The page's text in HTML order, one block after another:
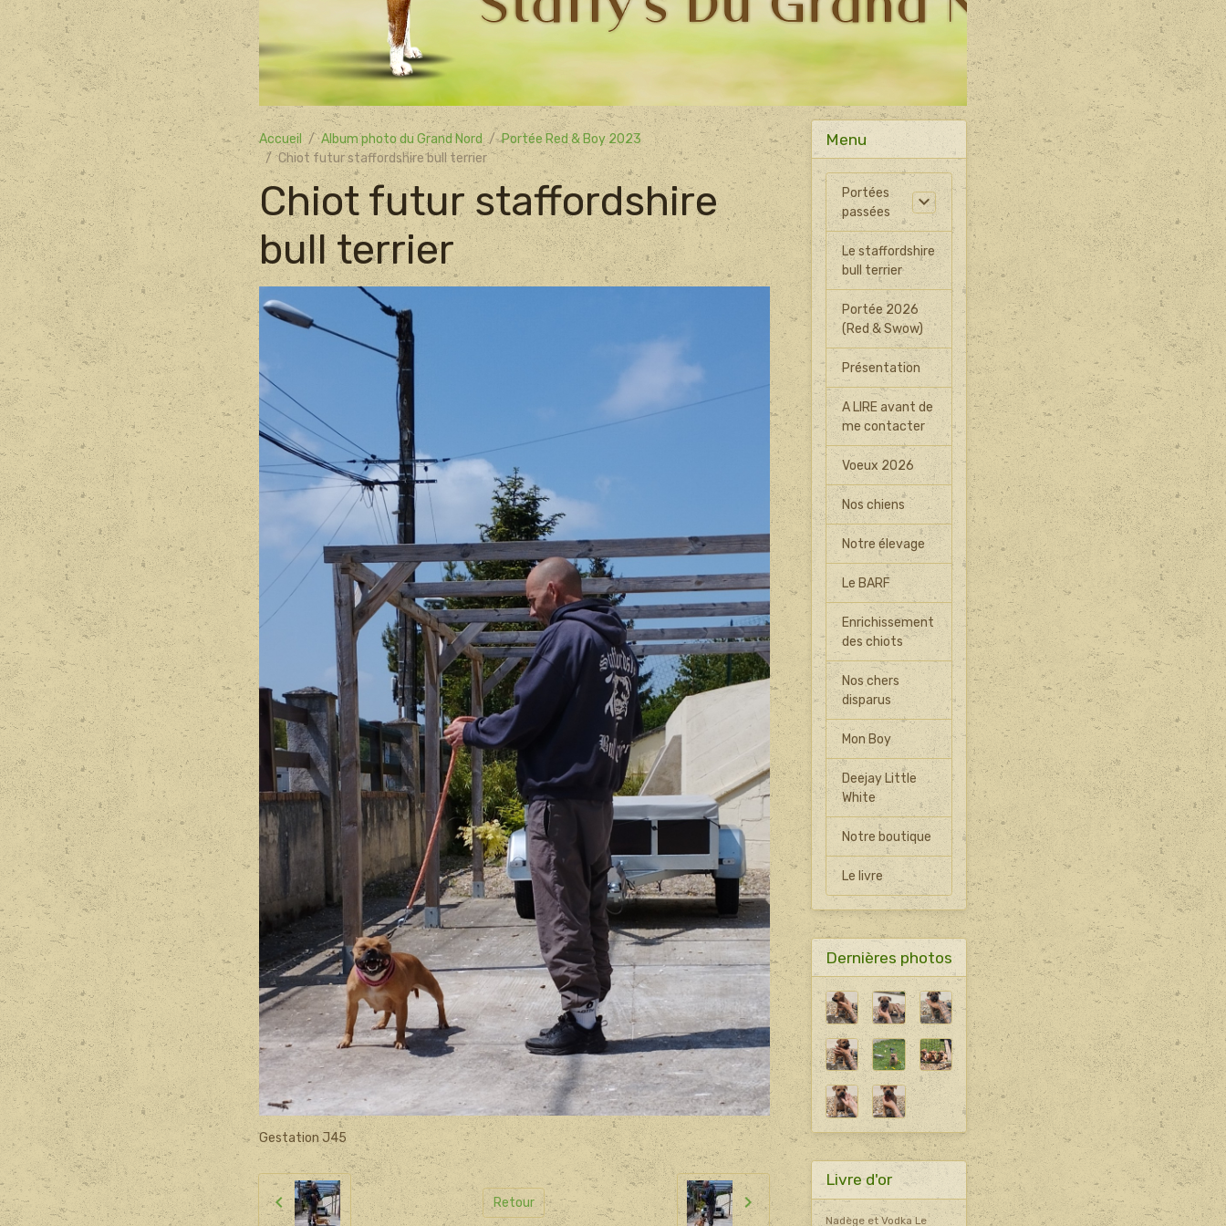
Accueil Album photo du Grand Nord
Portée Red & Boy 2023
Chiot futur staffordshire bull terrier
Chiot futur staffordshire
bull terrier
Gestation J45
Retour
Menu
Portées
passées
Le staffordshire
bull terrier
Portée 2026
(Red & Swow)
Présentation
A LIRE avant de
me contacter
Voeux 2026
Nos chiens
Notre élevage
Le BARF
Enrichissement
des chiots
Nos chers
disparus
Mon Boy
Deejay Little
White
Notre boutique
Le livre
Dernières photos
Livre d'or
Nadège et Vodka Le